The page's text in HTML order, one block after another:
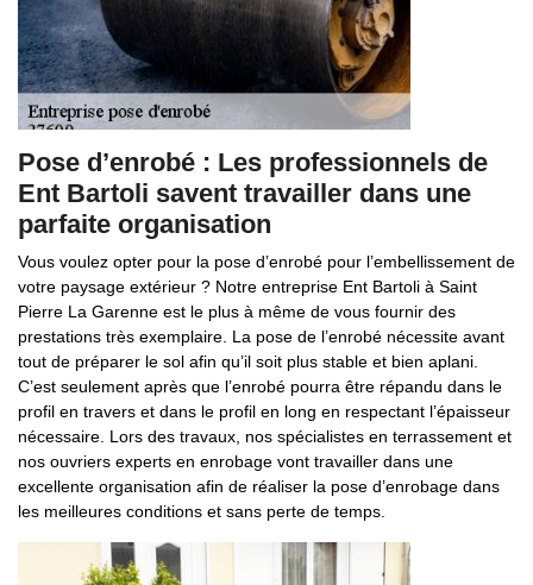
Pose d’enrobé : Les professionnels de
Ent Bartoli savent travailler dans une
parfaite organisation
Vous voulez opter pour la pose d’enrobé pour l’embellissement de
votre paysage extérieur ? Notre entreprise Ent Bartoli à Saint
Pierre La Garenne est le plus à même de vous fournir des
prestations très exemplaire. La pose de l’enrobé nécessite avant
tout de préparer le sol afin qu’il soit plus stable et bien aplani.
C’est seulement après que l’enrobé pourra être répandu dans le
profil en travers et dans le profil en long en respectant l’épaisseur
nécessaire. Lors des travaux, nos spécialistes en terrassement et
nos ouvriers experts en enrobage vont travailler dans une
excellente organisation afin de réaliser la pose d’enrobage dans
les meilleures conditions et sans perte de temps.